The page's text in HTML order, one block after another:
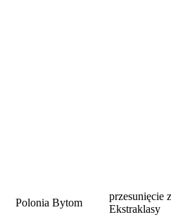
Polonia Bytom
przesunięcie z
Ekstraklasy